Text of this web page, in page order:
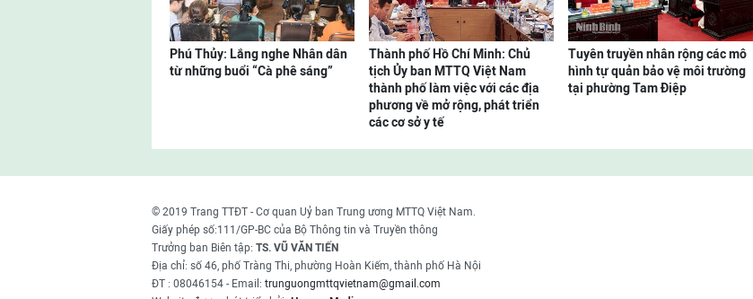
Phú Thủy: Lắng nghe Nhân dân
từ những buổi “Cà phê sáng”
Thành phố Hồ Chí Minh: Chủ
tịch Ủy ban MTTQ Việt Nam
thành phố làm việc với các địa
phương về mở rộng, phát triển
các cơ sở y tế
Tuyên truyền nhân rộng các mô
hình tự quản bảo vệ môi trường
tại phường Tam Điệp
© 2019 Trang TTĐT - Cơ quan Uỷ ban Trung ương MTTQ Việt Nam.
Giấy phép số:111/GP-BC của Bộ Thông tin và Truyền thông
Trưởng ban Biên tập: TS. VŨ VĂN TIẾN
Địa chỉ: số 46, phố Tràng Thi, phường Hoàn Kiếm, thành phố Hà Nội
ĐT : 08046154 - Email: trunguongmttqvietnam@gmail.com